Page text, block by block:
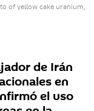
of yellow cake uranium,
de Irán
en
el uso